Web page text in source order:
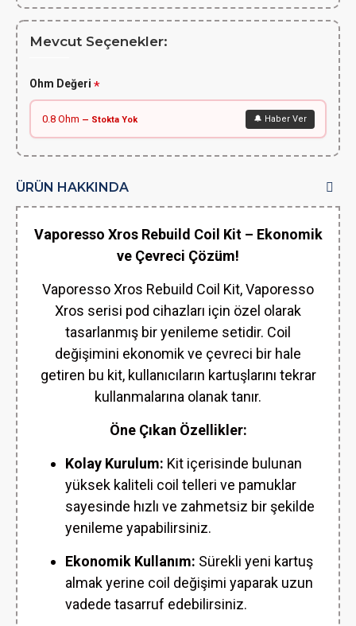
Mevcut Seçenekler:
Ohm Değeri
0.8 Ohm — Stokta Yok 🔔 Haber Ver
ÜRÜN HAKKINDA
Vaporesso Xros Rebuild Coil Kit – Ekonomik
ve Çevreci Çözüm!
Vaporesso Xros Rebuild Coil Kit, Vaporesso
Xros serisi pod cihazları için özel olarak
tasarlanmış bir yenileme setidir. Coil
değişimini ekonomik ve çevreci bir hale
getiren bu kit, kullanıcıların kartuşlarını tekrar
kullanmalarına olanak tanır.
Öne Çıkan Özellikler:
Kolay Kurulum: Kit içerisinde bulunan
yüksek kaliteli coil telleri ve pamuklar
sayesinde hızlı ve zahmetsiz bir şekilde
yenileme yapabilirsiniz.
Ekonomik Kullanım: Sürekli yeni kartuş
almak yerine coil değişimi yaparak uzun
vadede tasarruf edebilirsiniz.